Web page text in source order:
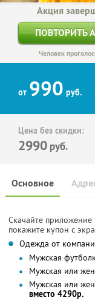
Акция
ПОВТОРИТЬ
Человек
от 990 руб.
Цена без скидки:
2990 руб.
Основное
Скачайте
покажите купон с
Одежда от
Мужская
Мужская или
Мужская или
вместо 4290р.